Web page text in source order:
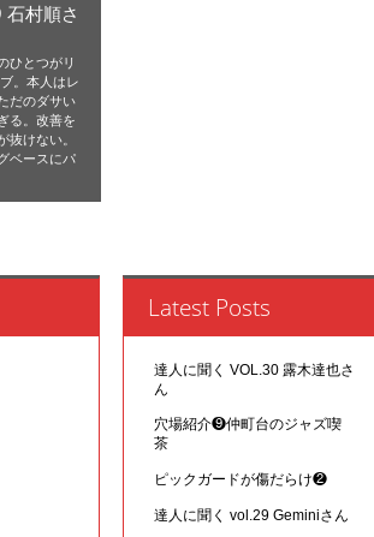
村順さ
ひとつがリ
。本人はレ
だのダサい
る。改善を
抜けない。
ベースにパ
Latest Posts
達人に聞く VOL.30 露木達也さ
ん
穴場紹介❾仲町台のジャズ喫
茶
ピックガードが傷だらけ❷
達人に聞く vol.29 Geminiさん